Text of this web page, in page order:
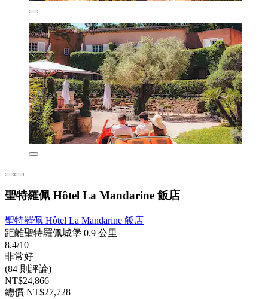
聖特羅佩 Hôtel La Mandarine 飯店
聖特羅佩 Hôtel La Mandarine 飯店
距離聖特羅佩城堡 0.9 公里
8.4/10
非常好
(84 則評論)
NT$24,866
總價 NT$27,728